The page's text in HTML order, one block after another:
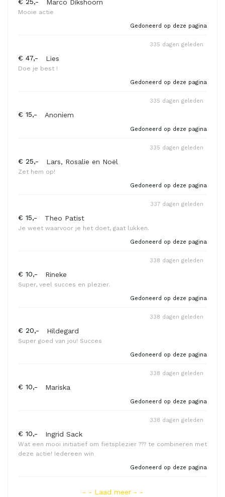
Marco Dikshoorn
Mooie actie
Gedoneerd op deze pagina
€ 47,- Lies
Doe je best !
335 dagen geleden
Gedoneerd op deze pagina
€ 15,- Anoniem
335 dagen geleden
Gedoneerd op deze pagina
€ 25,- Lars, Rosalie en Noël
Zet hem op!
335 dagen geleden
Gedoneerd op deze pagina
€ 15,- Theo Patist
Je weet waarvoor je het doet, gaat lukken.
337 dagen geleden
Gedoneerd op deze pagina
€ 10,- Rineke
Super, veel succes en plezier.
338 dagen geleden
Gedoneerd op deze pagina
€ 20,- Hildegard
Super goed van jou! Succes
338 dagen geleden
Gedoneerd op deze pagina
€ 10,- Mariska
338 dagen geleden
Gedoneerd op deze pagina
€ 10,- Ingrid Sack
Wat een mooi initiatief om fietsplezier ??? te combineren met
deze actie! Iedereen win
338 dagen geleden
Gedoneerd op deze pagina
- - Laad meer - -